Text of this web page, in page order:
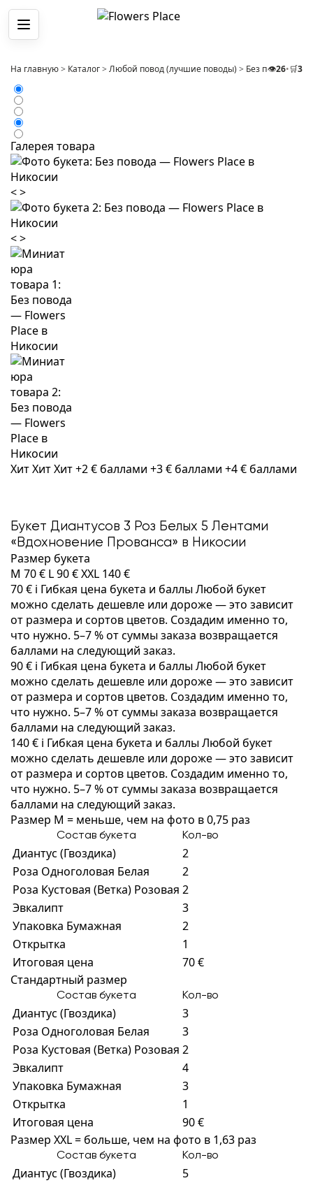
Меню
На главную> Каталог> Любой повод (лучшие поводы) > Без повода>
👁️26•🛒3
Галерея товара
<>
<>
ХитХитХит+2 € баллами +3 € баллами +4 € баллами
Букет Диантусов 3 Роз Белых 5 Лентами
«Вдохновение Прованса» в Никосии
Размер букета
M 70 € L90 €XXL 140 €
70 € i Гибкая цена букета и баллыЛюбой букет
можно сделать дешевле или дороже — это зависит
от размера и сортов цветов. Создадим именно то,
что нужно. 5–7 % от суммы заказа возвращается
баллами на следующий заказ.
90 € i Гибкая цена букета и баллыЛюбой букет
можно сделать дешевле или дороже — это зависит
от размера и сортов цветов. Создадим именно то,
что нужно. 5–7 % от суммы заказа возвращается
баллами на следующий заказ.
140 € i Гибкая цена букета и баллыЛюбой букет
можно сделать дешевле или дороже — это зависит
от размера и сортов цветов. Создадим именно то,
что нужно. 5–7 % от суммы заказа возвращается
баллами на следующий заказ.
Размер M = меньше, чем на фото в 0,75 раз
Состав букета Кол-во
Диантус (Гвоздика)
2
Роза Одноголовая Белая
2
Роза Кустовая (Ветка) Розовая 2
Эвкалипт
3
Упаковка Бумажная
2
Открытка
1
Итоговая цена
70 €
Стандартный размер
Состав букета Кол-во
Диантус (Гвоздика)
3
Роза Одноголовая Белая
3
Роза Кустовая (Ветка) Розовая 2
Эвкалипт
4
Упаковка Бумажная
3
Открытка
1
Итоговая цена
90 €
Размер XXL = больше, чем на фото в 1,63 раз
Состав букета Кол-во
Диантус (Гвоздика)
5